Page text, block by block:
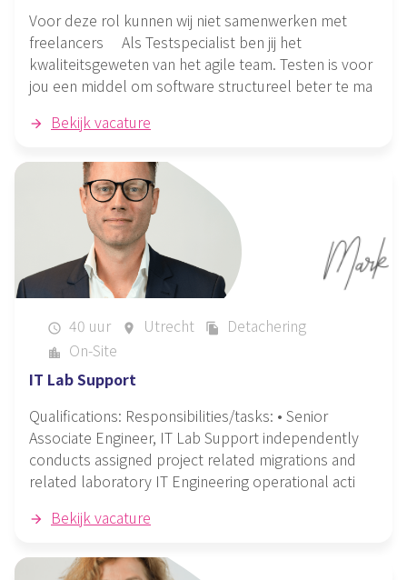
Voor deze rol kunnen wij niet samenwerken met
freelancers Als Testspecialist ben jij het
kwaliteitsgeweten van het agile team. Testen is voor
jou een middel om software structureel beter te ma
Bekijk vacature
schedule 40 uur place Utrecht file_copy Detachering
location_city
On-Site
IT Lab Support
Qualifications: Responsibilities/tasks: • Senior
Associate Engineer, IT Lab Support independently
conducts assigned project related migrations and
related laboratory IT Engineering operational acti
Bekijk vacature